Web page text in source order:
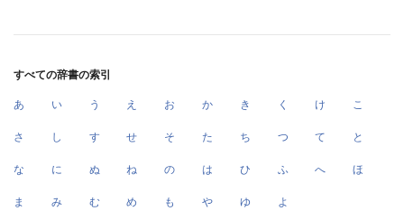
すべての辞書の索引
あ い う え お か き く け こ
さ し す せ そ た ち つ て と
な に ぬ ね の は ひ ふ へ ほ
ま み む め も や ゆ よ